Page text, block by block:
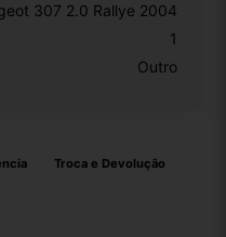
307 2.0 Rallye 2004
1
Outro
Troca e Devolução